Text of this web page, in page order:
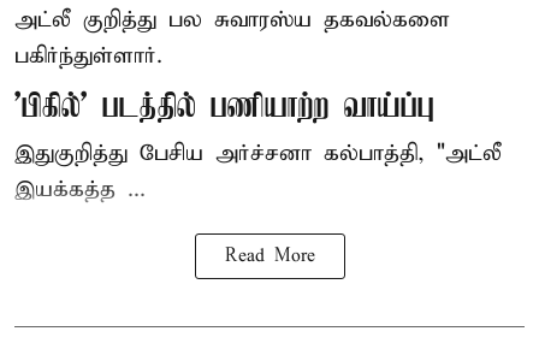
அட்லீ குறித்து பல சுவாரஸ்ய தகவல்களை
பகிர்ந்துள்ளார்.
'பிகில்' படத்தில் பணியாற்ற வாய்ப்பு
இதுகுறித்து பேசிய அர்ச்சனா கல்பாத்தி, "அட்லீ
இயக்கத்த ...
Read More